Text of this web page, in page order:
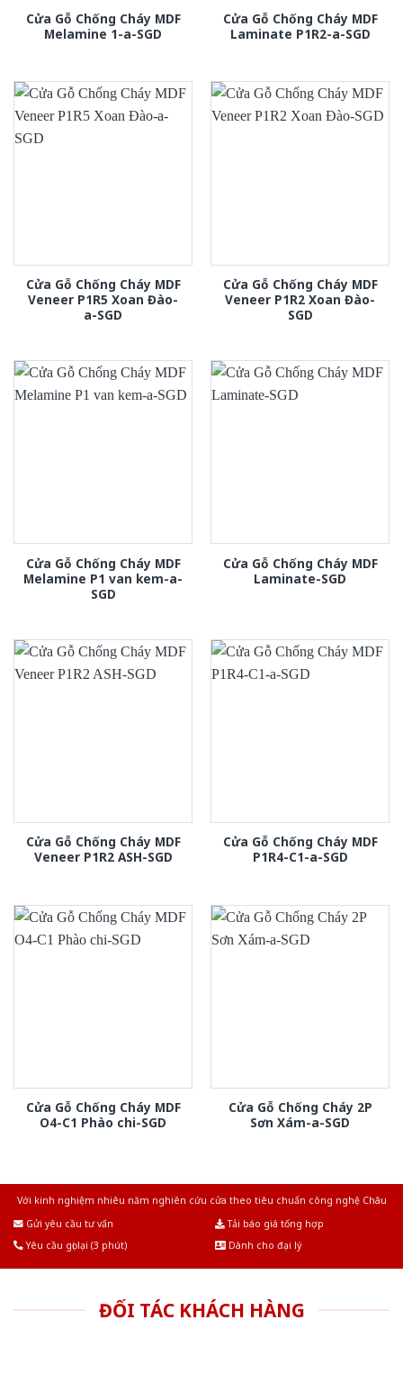
Cửa Gỗ Chống Cháy MDF
Melamine 1-a-SGD
Cửa Gỗ Chống Cháy MDF
Laminate P1R2-a-SGD
Cửa Gỗ Chống Cháy MDF
Veneer P1R5 Xoan Đào-
a-SGD
Cửa Gỗ Chống Cháy MDF
Veneer P1R2 Xoan Đào-
SGD
Cửa Gỗ Chống Cháy MDF
Melamine P1 van kem-a-
SGD
Cửa Gỗ Chống Cháy MDF
Laminate-SGD
Cửa Gỗ Chống Cháy MDF
Veneer P1R2 ASH-SGD
Cửa Gỗ Chống Cháy MDF
P1R4-C1-a-SGD
Cửa Gỗ Chống Cháy MDF
O4-C1 Phào chi-SGD
Cửa Gỗ Chống Cháy 2P
Sơn Xám-a-SGD
Với kinh nghiệm nhiêu năm nghiên cứu cửa theo tiêu chuẩn công nghệ Châu
Gửi yêu cầu tư vấn
Tải báo giá tổng hợp
Yêu cầu gọi lại (3 phút)
Dành cho đại lý
ĐỐI TÁC KHÁCH HÀNG